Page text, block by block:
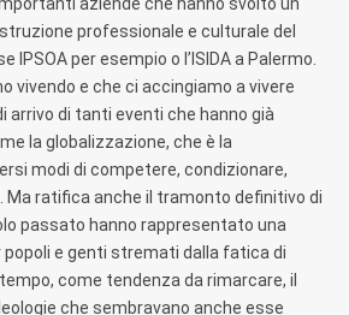
professionale e culturale del
IPSOA per esempio o l’ISIDA a Palermo.
vivendo e che ci accingiamo a vivere
arrivo di tanti eventi che hanno già
la globalizzazione, che è la
modi di competere, condizionare,
Ma ratifica anche il tramonto definitivo di
passato hanno rappresentato una
popoli e genti stremati dalla fatica di
come tendenza da rimarcare, il
che sembravano anche esse